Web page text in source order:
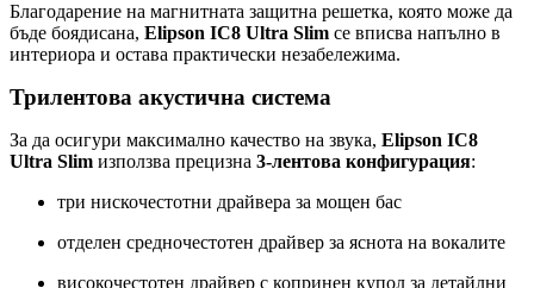
Благодарение на магнитната защитна решетка, която може да
бъде боядисана, Elipson IC8 Ultra Slim се вписва напълно в
интериора и остава практически незабележима.
Трилентова акустична система
За да осигури максимално качество на звука, Elipson IC8
Ultra Slim използва прецизна 3-лентова конфигурация:
три нискочестотни драйвера за мощен бас
отделен средночестотен драйвер за яснота на вокалите
високочестотен драйвер с копринен купол за детайлни